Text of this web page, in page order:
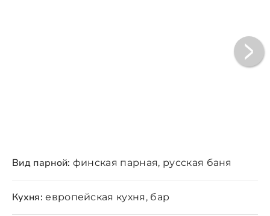
Вид парной: финская парная, русская баня
Кухня: европейская кухня, бар